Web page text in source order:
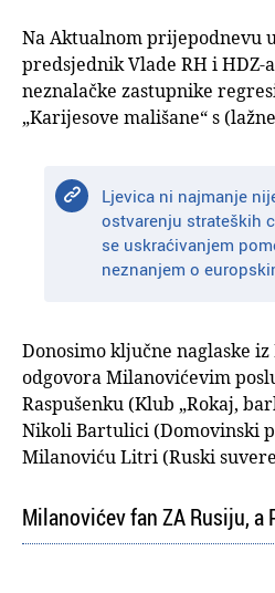
Na Aktualnom prijepodnevu
predsjednik Vlade RH i HDZ-
neznalačke zastupnike
„Karijesove mališane“ s
Ljevica ni najmanje
ostvarenju strateških
se uskraćivanjem
neznanjem o
Donosimo ključne naglaske
odgovora Milanovićevim
Raspušenku (Klub „Rokaj,
Nikoli Bartulici (Domovinski
Milanoviću Litri (Ruski
Milanovićev fan ZA Rusiju, a